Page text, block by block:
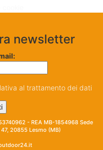
newsletter
al trattamento dei dati
- REA MB-1854968 Sede
20855 Lesmo (MB)